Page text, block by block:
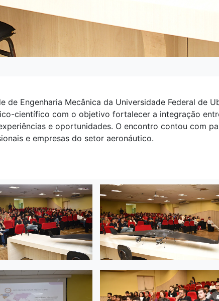
de Engenharia Mecânica da Universidade Federal de
científico com o objetivo fortalecer a integração
e oportunidades. O encontro contou com
e empresas do setor aeronáutico.